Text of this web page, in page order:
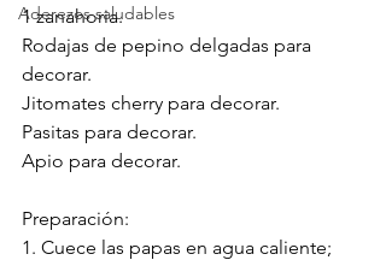
Aderezos saludables
1 zanahoria.
Rodajas de pepino delgadas para
decorar.
Jitomates cherry para decorar.
Pasitas para decorar.
Apio para decorar.
Preparación:
1. Cuece las papas en agua caliente;